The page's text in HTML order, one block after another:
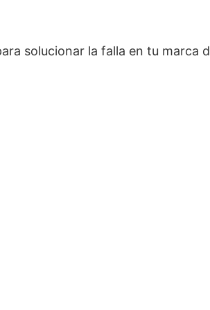
solucionar la falla en tu marca